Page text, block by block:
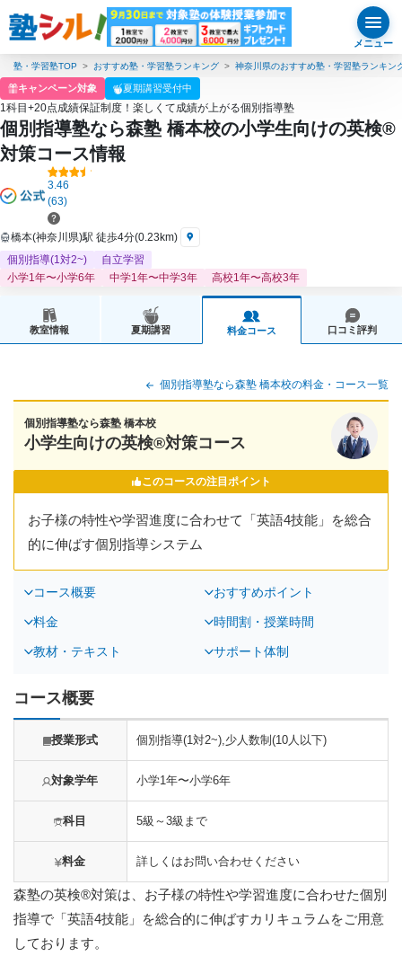
メニュー
塾・学習塾TOP おすすめ塾・学習塾ランキング 神奈川県のおすすめ塾・学習塾ランキン
キャンペーン対象 夏期講習受付中
1科目+20点成績保証制度！楽しくて成績が上がる個別指導塾
個別指導塾なら森塾 橋本校の小学生向けの英検®
対策コース情報
3.46
(63)
橋本(神奈川県)駅 徒歩4分(0.23km)
個別指導(1対2~)
自立学習
小学1年〜小学6年
中学1年〜中学3年 高校1年〜高校3年
教室情報 夏期講習 料金コース 口コミ評判
個別指導塾なら森塾 橋本校の料金・コース一覧
個別指導塾なら森塾 橋本校
小学生向けの英検®対策コース
このコースの注目ポイント
お子様の特性や学習進度に合わせて「英語4技能」を総合
的に伸ばす個別指導システム
コース概要 おすすめポイント
料金 時間割・授業時間
教材・テキスト サポート体制
コース概要
授業形式 個別指導(1対2~),少人数制(10人以下)
対象学年 小学1年〜小学6年
科目 5級～3級まで
料金 詳しくはお問い合わせください
森塾の英検®対策は、お子様の特性や学習進度に合わせた個別
指導で「英語4技能」を総合的に伸ばすカリキュラムをご用意
しております。